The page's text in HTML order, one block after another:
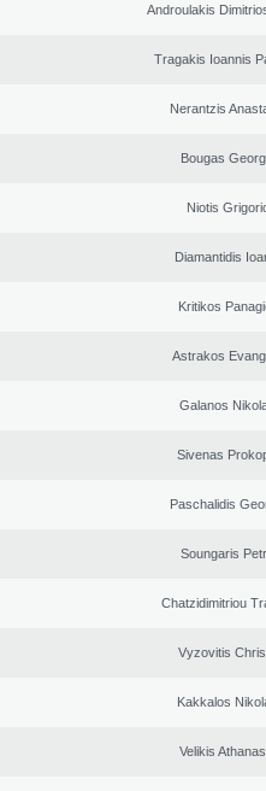
Androulakis
Tragakis Ioannis
Nerantzis
Bougas
Niotis
Diamantidis
Kritikos
Astrakos
Galanos
Sivenas
Paschalidis
Soungaris
Chatzidimitriou
Vyzovitis
Kakkalos
Velikis